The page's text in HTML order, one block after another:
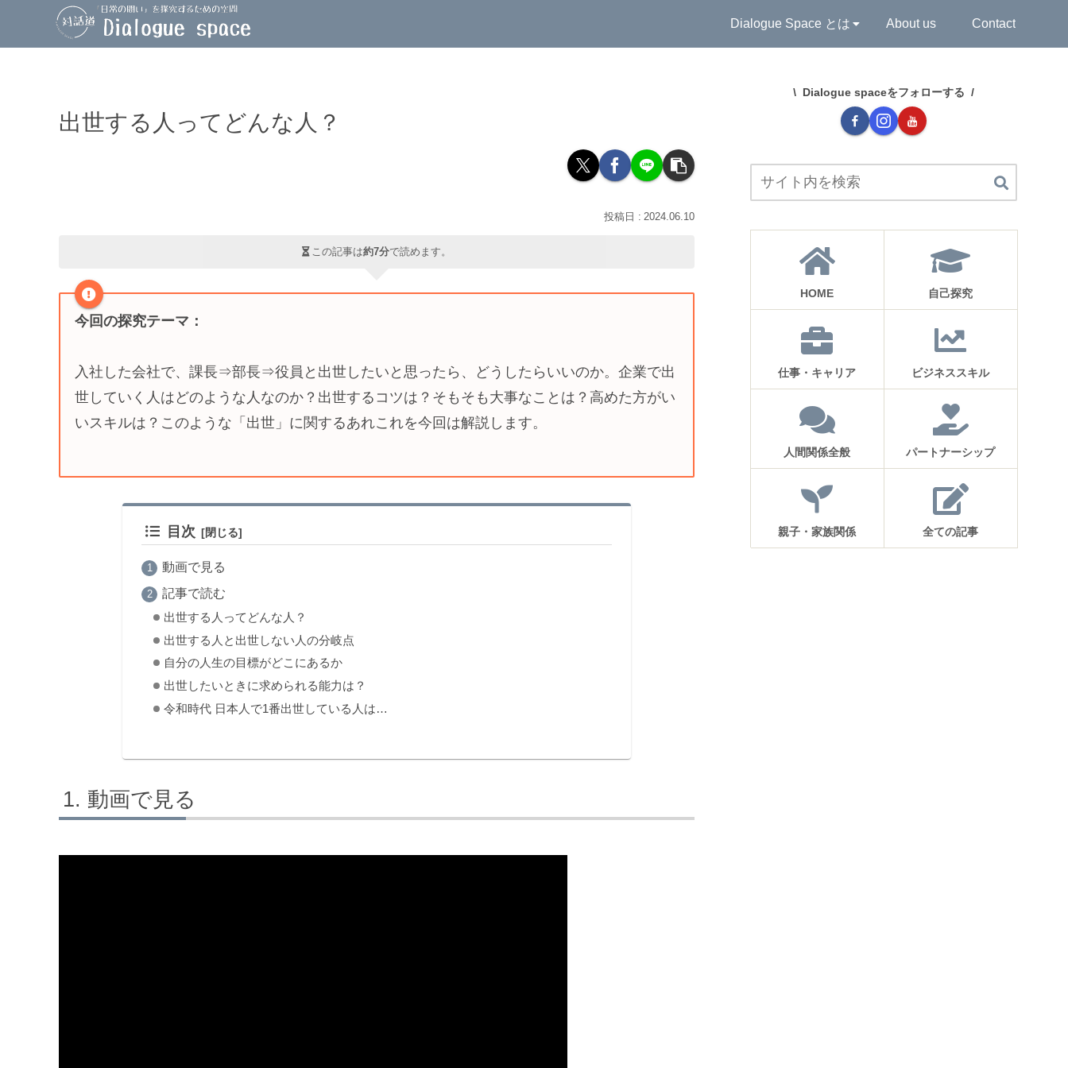
Dialogue Space とは About us Contact
出世する人ってどんな人？
2024.06.10
この記事は約7分で読めます。
今回の探究テーマ ：
入社した会社で、課長⇒部長⇒役員と出世したいと思ったら、どうしたらいいのか。企業で出
世していく人はどのような人なのか？出世するコツは？そもそも大事なことは？高めた方がい
いスキルは？このような「出世」に関するあれこれを今回は解説します。
目次
動画で見る
記事で読む
出世する人ってどんな人？
出世する人と出世しない人の分岐点
自分の人生の目標がどこにあるか
出世したいときに求められる能力は？
令和時代 日本人で1番出世している人は…
動画で見る
Dialogue spaceをフォローする
HOME 自己探究
仕事・キャリア ビジネススキル
人間関係全般 パートナーシップ
親子・家族関係 全ての記事